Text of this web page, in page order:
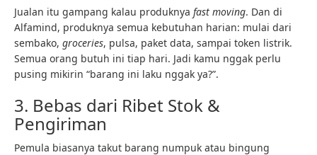
Jualan itu gampang kalau produknya fast moving. Dan di
Alfamind, produknya semua kebutuhan harian: mulai dari
sembako, groceries, pulsa, paket data, sampai token listrik.
Semua orang butuh ini tiap hari. Jadi kamu nggak perlu
pusing mikirin “barang ini laku nggak ya?”.
3. Bebas dari Ribet Stok &
Pengiriman
Pemula biasanya takut barang numpuk atau bingung